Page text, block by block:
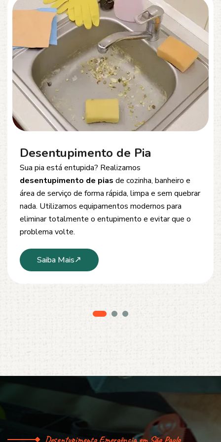
Desentupimento de Esgoto
Problemas comentupimento de esgoto
Oferecemos soluções rápidas e eficientes para
desobstrução de redes de esgoto, caixas de
inspeção e tubulações. Utilizamos equipamentos
modernos e técnicas seguras que garantem um
serviço limpo, ágil e sem danos à estrutura.
Saiba Mais
Desentupimento Emergência em São Paulo